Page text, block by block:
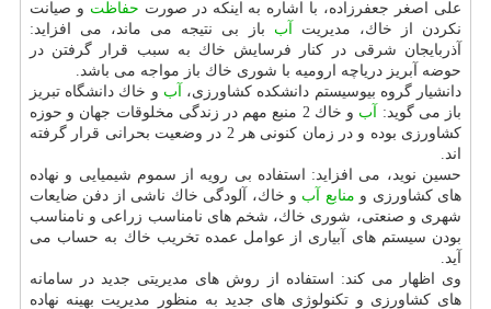
علی اصغر جعفرزاده، با اشاره به اینكه در صورت حفاظت و صیانت
نكردن از خاك، مدیریت آب باز بی نتیجه می ماند، می افزاید:
آذربایجان شرقی در كنار فرسایش خاك به سبب قرار گرفتن در
حوضه آبریز دریاچه ارومیه با شوری خاك باز مواجه می باشد.
دانشیار گروه بیوسیستم دانشكده كشاورزی، آب و خاك دانشگاه تبریز
باز می گوید: آب
و خاك 2 منبع مهم در زندگی مخلوقات جهان و حوزه
كشاورزی بوده و در زمان كنونی هر 2 در وضعیت بحرانی قرار گرفته
اند.
حسین نوید، می افزاید: استفاده بی رویه از سموم شیمیایی و نهاده
های كشاورزی و منابع آب و خاك، آلودگی خاك ناشی از دفن ضایعات
شهری و صنعتی، شوری خاك، شخم های نامناسب زراعی و نامناسب
بودن سیستم های آبیاری از عوامل عمده تخریب خاك به حساب می
آید.
وی اظهار می كند: استفاده از روش های مدیریتی جدید در سامانه
های كشاورزی و تكنولوژی های جدید به منظور مدیریت بهینه نهاده